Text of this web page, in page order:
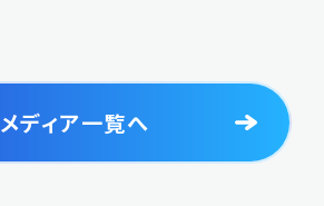
メディア一覧へ